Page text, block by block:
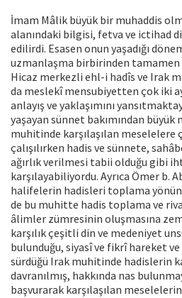
İmam Mâlik büyük bir muhaddis
alanındaki bilgisi, fetva ve ictihad
edilirdi. Esasen onun yaşadığı
uzmanlaşma birbirinden tamamen
Hicaz merkezli ehl-i hadîs ve Irak
da meslekî mensubiyetten çok iki
anlayış ve yaklaşımını
yaşayan sünnet bakımından
muhitinde karşılaşılan meselelere
çalışılırken hadis ve sünnete,
ağırlık verilmesi tabii olduğu gibi
karşılayabiliyordu. Ayrıca Ömer b.
halifelerin hadisleri toplama
de bu muhitte hadis toplama ve
âlimler zümresinin oluşmasına
karşılık çeşitli din ve medeniyet
bulunduğu, siyasî ve fikrî hareket ve
sürdüğü Irak muhitinde hadislerin
davranılmış, hakkında nas
başvurarak karşılaşılan